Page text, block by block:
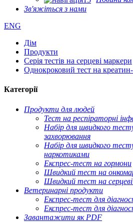
Зв'яжіться з нами
ENG
Дім
Продукти
Серія тестів на серцеві маркери
Однокроковий тест на
Категорії
Продукти для людей
Тест на респіраторні
Набір для швидкого
захворювання
Набір для швидкого
наркотиками
Експрес-тест на гормони
Швидкий тест на
Швидкий тест на
Ветеринарні продукти
Експрес-тест для
Експрес-тест для
Завантажити як PDF